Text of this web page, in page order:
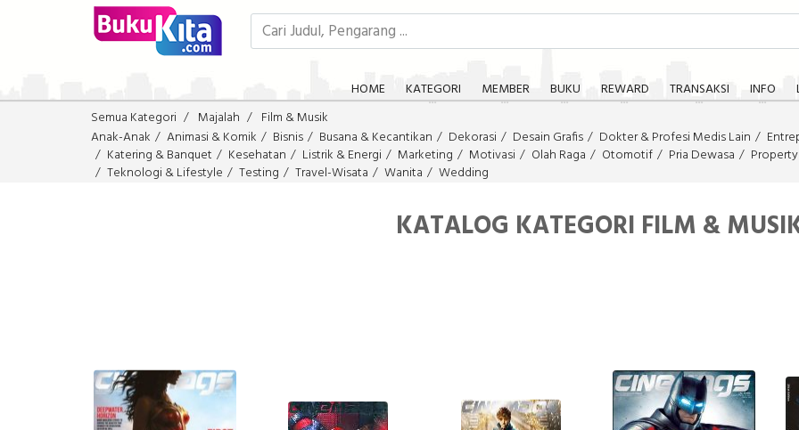
HOME KATEGORI MEMBER BUKU REWARD TRANSAKSI INFO
Semua Kategori
Majalah
Film & Musik
Anak-Anak
Animasi & Komik Bisnis Busana & Kecantikan Dekorasi Desain Grafis Dokter & Profesi Medis Lain
Katering & Banquet
Kesehatan Listrik & Energi Marketing Motivasi Olah Raga Otomotif Pria Dewasa
Property
Teknologi & Lifestyle
Testing Travel-Wisata Wanita Wedding
KATALOG KATEGORI FILM &